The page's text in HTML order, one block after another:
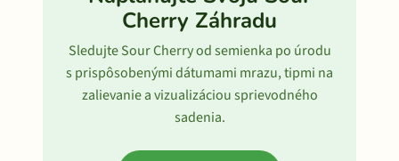
Cherry Záhradu
Sledujte Sour Cherry od semienka po úrodu
s prispôsobenými dátumami mrazu, tipmi na
zalievanie a vizualizáciou sprievodného
sadenia.